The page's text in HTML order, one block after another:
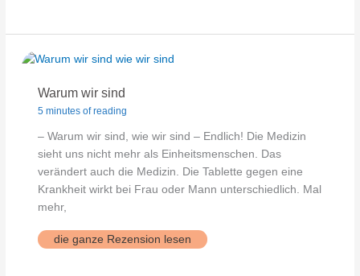
Warum wir sind
5 minutes of reading
– Warum wir sind, wie wir sind – Endlich! Die Medizin
sieht uns nicht mehr als Einheitsmenschen. Das
verändert auch die Medizin. Die Tablette gegen eine
Krankheit wirkt bei Frau oder Mann unterschiedlich. Mal
mehr,
Warum
wir
die ganze Rezension lesen